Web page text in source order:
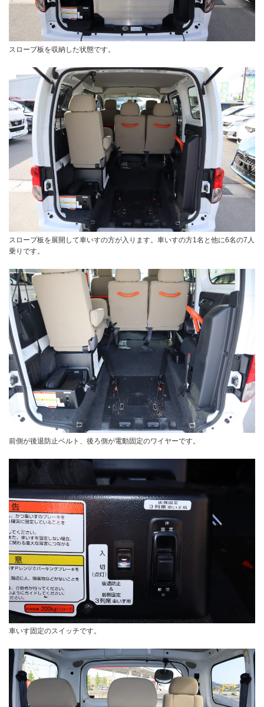
スロープ板を収納した状態です。
スロープ板を展開して車いすの方が入ります。車いすの方1名と他に6名の7人
乗りです。
前側が後退防止ベルト、後ろ側が電動固定のワイヤーです。
車いす固定のスイッチです。